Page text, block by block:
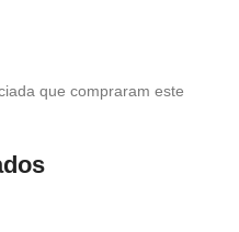
que compraram este